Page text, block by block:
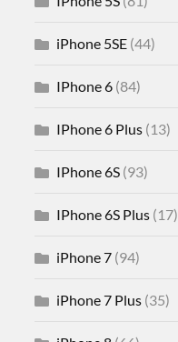
iPhone 5SE (44)
IPhone 6 (84)
IPhone 6 Plus (13)
IPhone 6S (93)
IPhone 6S Plus (17)
iPhone 7 (94)
iPhone 7 Plus (35)